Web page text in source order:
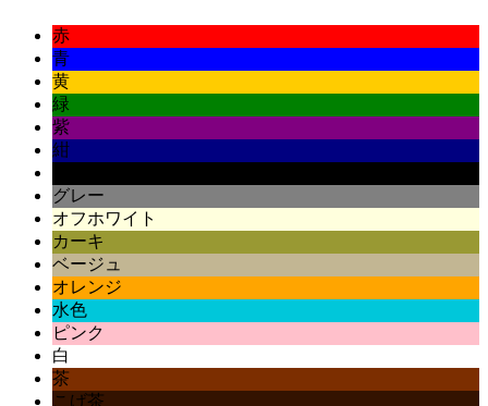
赤
青
黄
緑
紫
紺
グレー
オフホワイト
カーキ
ベージュ
オレンジ
水色
ピンク
白
茶
こげ茶